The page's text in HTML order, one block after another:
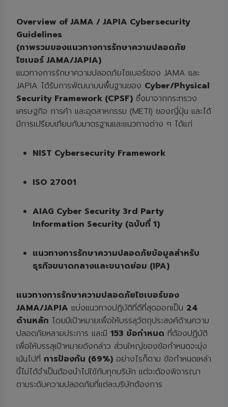
Overview of JAMA / JAPIA Cybersecurity
Guidelines
(ภาพรวมของแนวทางการรักษาความปลอดภัย
ไซเบอร์ JAMA/JAPIA)
แนวทางการรักษาความปลอดภัยไซเบอร์ของ JAMA และ
JAPIA ได้รับการพัฒนาบนพื้นฐานของ Cyber/Physical
Security Framework (CPSF) ซึ่งมาจากกระทรวง
เศรษฐกิจ การค้า และอุตสาหกรรม (METI) ของญี่ปุ่น และได้
มีการเปรียบเทียบกับมาตรฐานและแนวทางต่าง ๆ ได้แก่
NIST Cybersecurity Framework
ISO 27001
AIAG Cyber Security 3rd Party
Information Security (ฉบับที่ 1)
แนวทางการรักษาความปลอดภัยข้อมูลสำหรับ
ธุรกิจขนาดกลางและขนาดย่อม (IPA)
แนวทางการรักษาความปลอดภัยไซเบอร์ของ
JAMA/JAPIA แบ่งแนวทางปฏิบัติที่ดีที่สุดออกเป็น 24
ด้านหลัก โดยมีเป้าหมายเพื่อให้บรรลุวัตถุประสงค์ด้านความ
ปลอดภัยหลายประการ และมี 153 ข้อกำหนด ที่ต้องปฏิบัติ
เพื่อให้บรรลุเป้าหมายดังกล่าว ส่วนใหญ่ของข้อกำหนดจะมุ่ง
เน้นไปที่ การป้องกัน (69%) อย่างไรก็ตาม ข้อกำหนดเหล่า
นี้ไม่ได้จำเป็นต้องนำไปใช้กับทุกบริษัท แต่จะต้องพิจารณา
ตามระดับความปลอดภัยที่แต่ละบริษัทต้องการ